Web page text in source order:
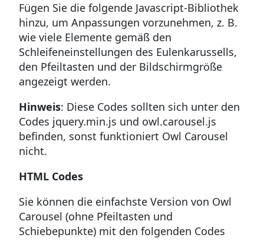
Fügen Sie die folgende Javascript-Bibliothek
hinzu, um Anpassungen vorzunehmen, z. B.
wie viele Elemente gemäß den
Schleifeneinstellungen des Eulenkarussells,
den Pfeiltasten und der Bildschirmgröße
angezeigt werden.
Hinweis: Diese Codes sollten sich unter den
Codes jquery.min.js und owl.carousel.js
befinden, sonst funktioniert Owl Carousel
nicht.
HTML Codes
Sie können die einfachste Version von Owl
Carousel (ohne Pfeiltasten und
Schiebepunkte) mit den folgenden Codes